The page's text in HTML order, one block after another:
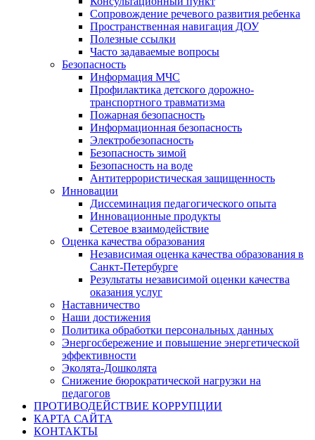
Сопровождение речевого развития ребенка
Пространственная навигация ДОУ
Полезные ссылки
Часто задаваемые вопросы
Безопасность
Информация МЧС
Профилактика детского дорожно-
транспортного травматизма
Пожарная безопасность
Информационная безопасность
Электробезопасность
Безопасность зимой
Безопасность на воде
Антитеррористическая защищенность
Инновации
Диссеминация педагогического опыта
Инновационные продукты
Сетевое взаимодействие
Оценка качества образования
Независимая оценка качества образования в
Санкт-Петербурге
Результаты независимой оценки качества
оказания услуг
Наставничество
Наши достижения
Политика обработки персональных данных
Энергосбережение и повышение энергетической
эффективности
Эколята-Дошколята
Снижение бюрократической нагрузки на
педагогов
ПРОТИВОДЕЙСТВИЕ КОРРУПЦИИ
КАРТА САЙТА
КОНТАКТЫ